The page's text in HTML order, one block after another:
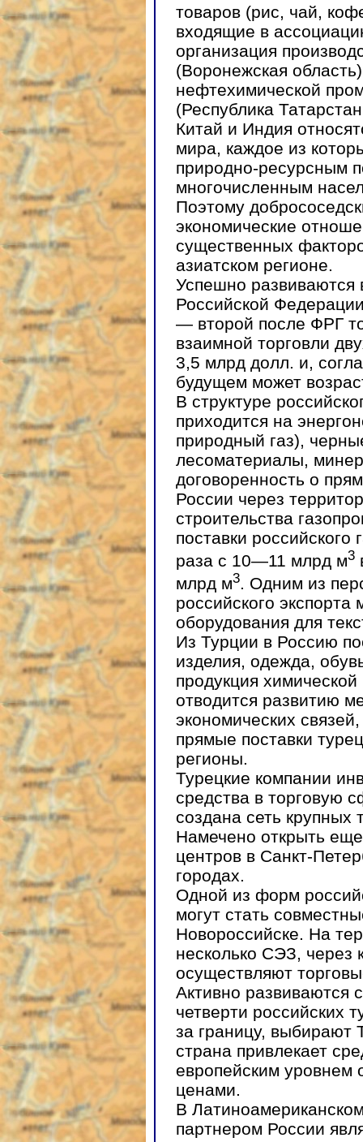
товаров (рис, чай,
входящие в
организация
(Воронежская
нефтехимической
(Республика
Китай и Индия
мира, каждое из
природно-ресурсным
многочисленным
Поэтому
экономические
существенных
азиатском регионе.
Успешно развиваются
Российской
— второй после ФРГ
взаимной торговли
3,5 млрд долл. и,
будущем может
В структуре
приходится на
природный газ),
лесоматериалы,
договоренность о
России через
строительства
поставки
раза с 10—11 млрд м3
млрд м3
. Одним из
российского экспорта
оборудования для
Из Турции в Россию
изделия, одежда,
продукция
отводится развитию
экономических
прямые поставки
регионы.
Турецкие компании
средства в торговую
создана сеть крупных
Намечено открыть
центров в Санкт-
городах.
Одной из форм
могут стать
Новороссийске. На
несколько СЭЗ, через
осуществляют
Активно развиваются
четверти российских
за границу, выбирают
страна привлекает
европейским
ценами.
В
партнером России